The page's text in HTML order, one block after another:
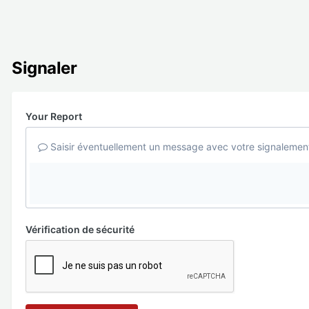
Signaler
Your Report
Saisir éventuellement un message avec votre
Vérification de sécurité